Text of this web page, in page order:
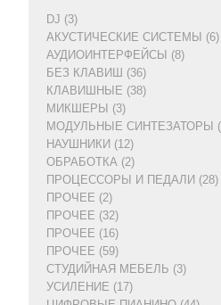
DJ (3)
АКУСТИЧЕСКИЕ СИСТЕМЫ (6)
АУДИОИНТЕРФЕЙСЫ (8)
БЕЗ КЛАВИШ (36)
КЛАВИШНЫЕ (38)
МИКШЕРЫ (3)
МОДУЛЬНЫЕ СИНТЕЗАТОРЫ
НАУШНИКИ (12)
ОБРАБОТКА (2)
ПРОЦЕССОРЫ И ПЕДАЛИ (28)
ПРОЧЕЕ (2)
ПРОЧЕЕ (32)
ПРОЧЕЕ (16)
ПРОЧЕЕ (59)
СТУДИЙНАЯ МЕБЕЛЬ (3)
УСИЛЕНИЕ (17)